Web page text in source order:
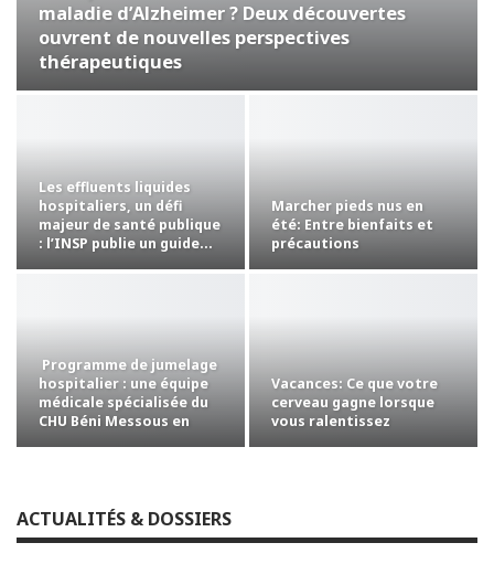
maladie d’Alzheimer ? Deux découvertes
ouvrent de nouvelles perspectives
thérapeutiques
Les effluents liquides
hospitaliers, un défi
majeur de santé publique
: l’INSP publie un guide…
Marcher pieds nus en
été: Entre bienfaits et
précautions
Programme de jumelage
hospitalier : une équipe
médicale spécialisée du
CHU Béni Messous en
Vacances: Ce que votre
cerveau gagne lorsque
vous ralentissez
ACTUALITÉS & DOSSIERS